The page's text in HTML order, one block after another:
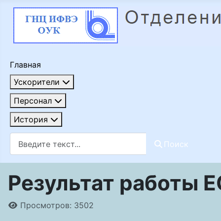
Главная
Ускорители
Персонал
История
Поиск
Результат работы
Информация о материале
Просмотров: 3502